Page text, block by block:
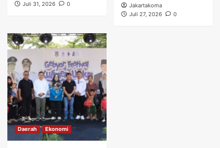
Juli 31, 2026
0
Jakartakoma
Juli 27, 2026
0
Daerah Ekonomi